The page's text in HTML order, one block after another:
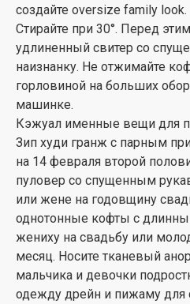
создайте oversize family look.
Стирайте при 30°. Перед
удлиненный свитер со
наизнанку. Не отжимайте
горловиной на больших
машинке.
Кэжуал именные вещи для
Зип худи гранж с парным
на 14 февраля второй
пуловер со спущенным
или жене на годовщину
однотонные кофты с
жениху на свадьбу или
месяц. Носите тканевый
мальчика и девочки
одежду дрейн и пижаму для